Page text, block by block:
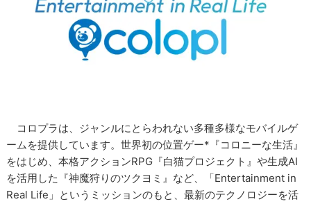
コロプラは、ジャンルにとらわれない多種多様なモバイルゲ
ームを提供しています。世界初の位置ゲー*『コロニーな生活』
をはじめ、本格アクションRPG『白猫プロジェクト』や生成AI
を活用した『神魔狩りのツクヨミ』など、「Entertainment in
Real Life」というミッションのもと、最新のテクノロジーを活